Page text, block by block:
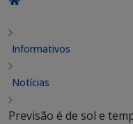
Informativos
Notícias
Previsão é de sol e